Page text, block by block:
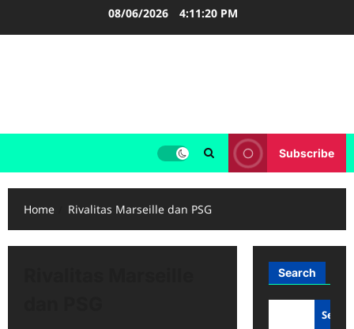
08/06/2026 4:11:20 PM
Subscribe
Home Rivalitas Marseille dan PSG
Search